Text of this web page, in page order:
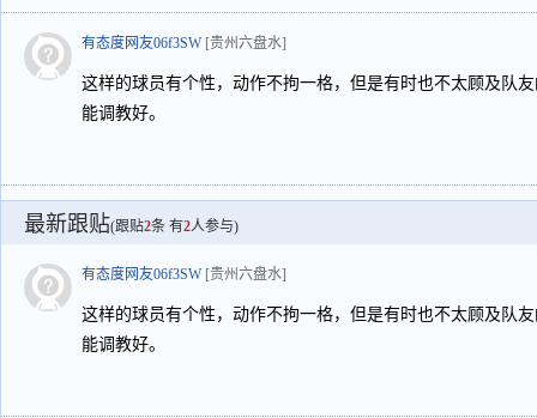
有态度网友06f3SW [贵州六盘水]
这样的球员有个性，动作不拘一格，但是有时也不太顾及队
能调教好。
最新跟贴(跟贴2条 有2人参与)
有态度网友06f3SW [贵州六盘水]
这样的球员有个性，动作不拘一格，但是有时也不太顾及队
能调教好。